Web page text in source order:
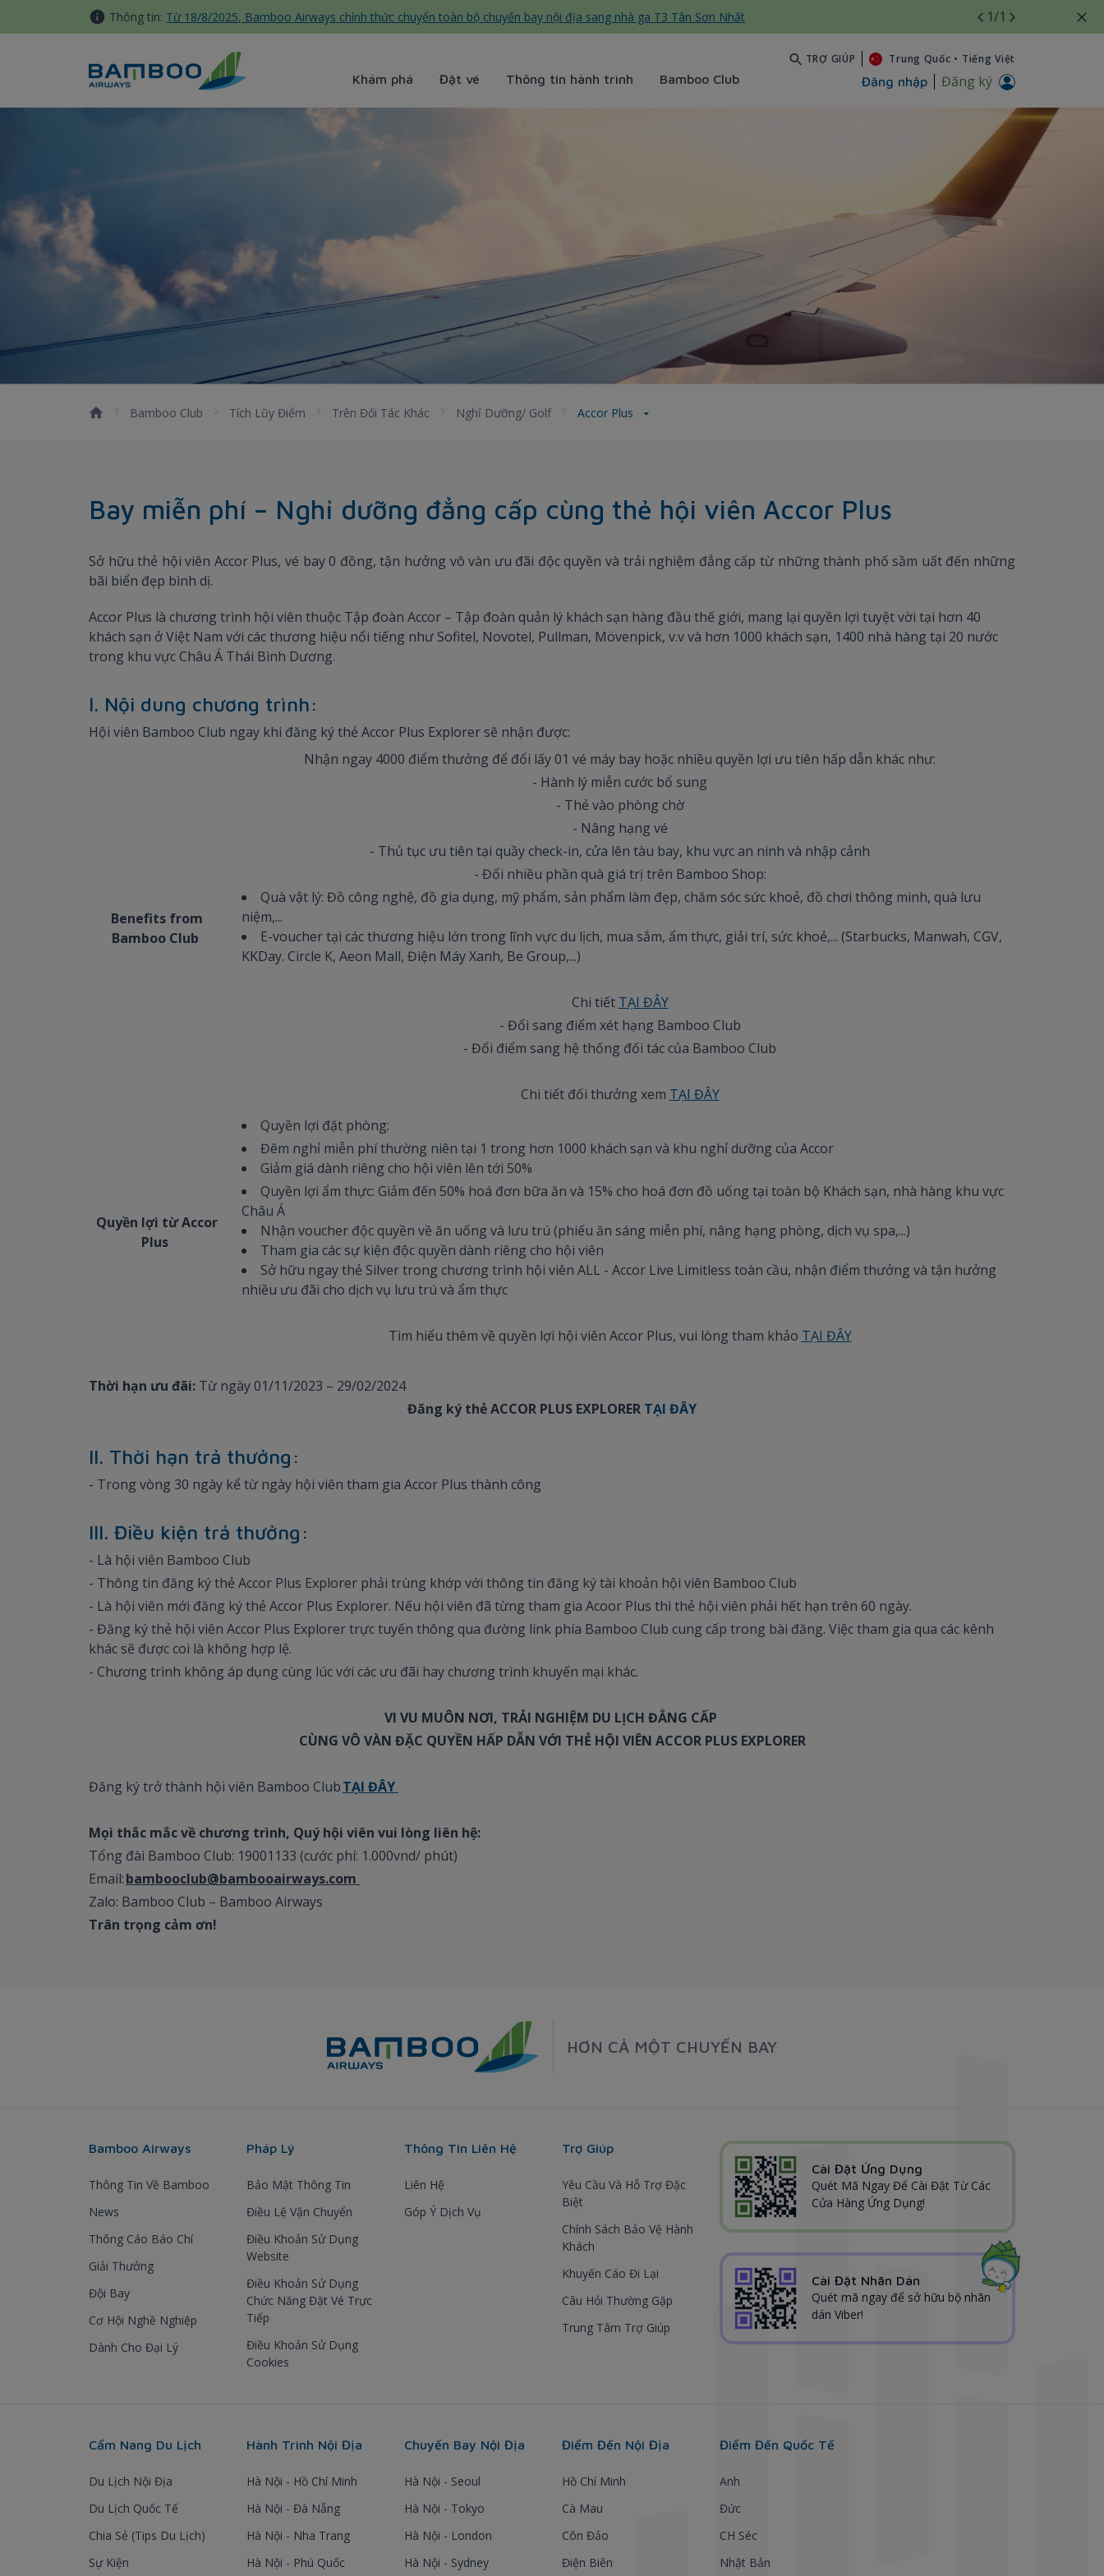
Truy cập nội dung luôn
Thông tin: Từ 18/8/2025, Bamboo Airways chính thức chuyển toàn bộ chuyến bay nội địa sang nhà ga T3 Tân Sơn Nhất 1/1
Khám phá Đặt vé Thông tin hành trình Bamboo Club
TRỢ GIÚP Trung Quốc • Tiếng Việt
Đăng nhập Đăng ký
Accor Plus - Bamboo Airways
Bamboo Club Tích Lũy Điểm Trên Đối Tác Khác Nghỉ Dưỡng/ Golf Accor Plus
Bay miễn phí – Nghỉ dưỡng đẳng cấp cùng thẻ hội viên Accor Plus
Sở hữu thẻ hội viên Accor Plus, vé bay 0 đồng, tận hưởng vô vàn ưu đãi độc quyền và trải nghiệm đẳng cấp từ những thành phố sầm uất đến những
bãi biển đẹp bình dị.
Accor Plus là chương trình hội viên thuộc Tập đoàn Accor – Tập đoàn quản lý khách sạn hàng đầu thế giới, mang lại quyền lợi tuyệt vời tại hơn 40
khách sạn ở Việt Nam với các thương hiệu nổi tiếng như Sofitel, Novotel, Pullman, Mövenpick, v.v và hơn 1000 khách sạn, 1400 nhà hàng tại 20 nước
trong khu vực Châu Á Thái Bình Dương.
I. Nội dung chương trình:
Hội viên Bamboo Club ngay khi đăng ký thẻ Accor Plus Explorer sẽ nhận được:
Benefits from
Bamboo Club
Nhận ngay 4000 điểm thưởng để đổi lấy 01 vé máy bay hoặc nhiều quyền lợi ưu tiên hấp dẫn khác như:
- Hành lý miễn cước bổ sung
- Thẻ vào phòng chờ
- Nâng hạng vé
- Thủ tục ưu tiên tại quầy check-in, cửa lên tàu bay, khu vực an ninh và nhập cảnh
- Đổi nhiều phần quà giá trị trên Bamboo Shop:
Quà vật lý: Đồ công nghệ, đồ gia dụng, mỹ phẩm, sản phẩm làm đẹp, chăm sóc sức khoẻ, đồ chơi thông minh, quà lưu
niệm,...
E-voucher tại các thương hiệu lớn trong lĩnh vực du lịch, mua sắm, ẩm thực, giải trí, sức khoẻ,... (Starbucks, Manwah, CGV,
KKDay. Circle K, Aeon Mall, Điện Máy Xanh, Be Group,...)
Chi tiết TẠI ĐÂY
- Đổi sang điểm xét hạng Bamboo Club
- Đổi điểm sang hệ thống đối tác của Bamboo Club
Chi tiết đổi thưởng xem TẠI ĐÂY
Quyền lợi từ Accor
Plus
Quyền lợi đặt phòng:
Đêm nghỉ miễn phí thường niên tại 1 trong hơn 1000 khách sạn và khu nghỉ dưỡng của Accor
Giảm giá dành riêng cho hội viên lên tới 50%
Quyền lợi ẩm thực: Giảm đến 50% hoá đơn bữa ăn và 15% cho hoá đơn đồ uống tại toàn bộ Khách sạn, nhà hàng khu vực
Châu Á
Nhận voucher độc quyền về ăn uống và lưu trú (phiếu ăn sáng miễn phí, nâng hạng phòng, dịch vụ spa,...)
Tham gia các sự kiện độc quyền dành riêng cho hội viên
Sở hữu ngay thẻ Silver trong chương trình hội viên ALL - Accor Live Limitless toàn cầu, nhận điểm thưởng và tận hưởng
nhiều ưu đãi cho dịch vụ lưu trú và ẩm thực
Tìm hiểu thêm về quyền lợi hội viên Accor Plus, vui lòng tham khảo TẠI ĐÂY
Thời hạn ưu đãi: Từ ngày 01/11/2023 – 29/02/2024
Đăng ký thẻ ACCOR PLUS EXPLORER TẠI ĐÂY
II. Thời hạn trả thưởng:
- Trong vòng 30 ngày kể từ ngày hội viên tham gia Accor Plus thành công
III. Điều kiện trả thưởng:
- Là hội viên Bamboo Club
- Thông tin đăng ký thẻ Accor Plus Explorer phải trùng khớp với thông tin đăng ký tài khoản hội viên Bamboo Club
- Là hội viên mới đăng ký thẻ Accor Plus Explorer. Nếu hội viên đã từng tham gia Acoor Plus thì thẻ hội viên phải hết hạn trên 60 ngày.
- Đăng ký thẻ hội viên Accor Plus Explorer trực tuyến thông qua đường link phía Bamboo Club cung cấp trong bài đăng. Việc tham gia qua các kênh
khác sẽ được coi là không hợp lệ.
- Chương trình không áp dụng cùng lúc với các ưu đãi hay chương trình khuyến mại khác.
VI VU MUÔN NƠI, TRẢI NGHIỆM DU LỊCH ĐẲNG CẤP
CÙNG VÔ VÀN ĐẶC QUYỀN HẤP DẪN VỚI THẺ HỘI VIÊN ACCOR PLUS EXPLORER
Đăng ký trở thành hội viên Bamboo ClubTẠI ĐÂY
Mọi thắc mắc về chương trình, Quý hội viên vui lòng liên hệ:
Tổng đài Bamboo Club: 19001133 (cước phí: 1.000vnd/ phút)
Email:bambooclub@bambooairways.com
Zalo: Bamboo Club – Bamboo Airways
Trân trọng cảm ơn!
HƠN CẢ MỘT CHUYẾN BAY
Bamboo Airways
Thông Tin Về Bamboo
News
Thông Cáo Báo Chí
Giải Thưởng
Đội Bay
Cơ Hội Nghề Nghiệp
Dành Cho Đại Lý
Pháp Lý
Bảo Mật Thông Tin
Điều Lệ Vận Chuyển
Điều Khoản Sử Dụng
Website
Điều Khoản Sử Dụng
Chức Năng Đặt Vé Trực
Tiếp
Điều Khoản Sử Dụng
Cookies
Thông Tin Liên Hệ
Liên Hệ
Góp Ý Dịch Vụ
Trợ Giúp
Yêu Cầu Và Hỗ Trợ Đặc
Biệt
Chính Sách Bảo Vệ Hành
Khách
Khuyến Cáo Đi Lại
Câu Hỏi Thường Gặp
Trung Tâm Trợ Giúp
Cài Đặt Ứng Dụng
Quét Mã Ngay Để Cài Đặt Từ Các
Cửa Hàng Ứng Dụng!
Cài Đặt Nhãn Dán
Quét mã ngay để sở hữu bộ nhãn
dán Viber!
Cẩm Nang Du Lịch
Du Lịch Nội Địa
Du Lịch Quốc Tế
Chia Sẻ (Tips Du Lịch)
Sự Kiện
Hành Trình Nội Địa
Hà Nội - Hồ Chí Minh
Hà Nội - Đà Nẵng
Hà Nội - Nha Trang
Hà Nội - Phú Quốc
Chuyến Bay Nội Địa
Hà Nội - Seoul
Hà Nội - Tokyo
Hà Nội - London
Hà Nội - Sydney
Điểm Đến Nội Địa
Hồ Chí Minh
Cà Mau
Côn Đảo
Điện Biên
Điểm Đến Quốc Tế
Anh
Đức
CH Séc
Nhật Bản